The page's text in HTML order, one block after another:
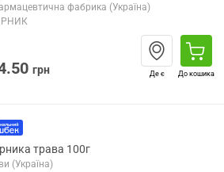
фабрика (Україна)
грн Де є До кошика
трава 100г
(Україна)